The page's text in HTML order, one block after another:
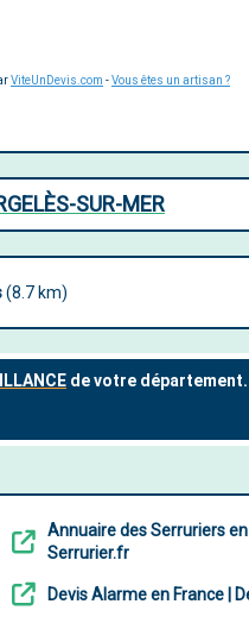
ViteUnDevis.com -Vous êtes un artisan ?
SUR-MER
(8.7 km)
Annuaire des Serruriers
Serrurier.fr
Devis Alarme en France |